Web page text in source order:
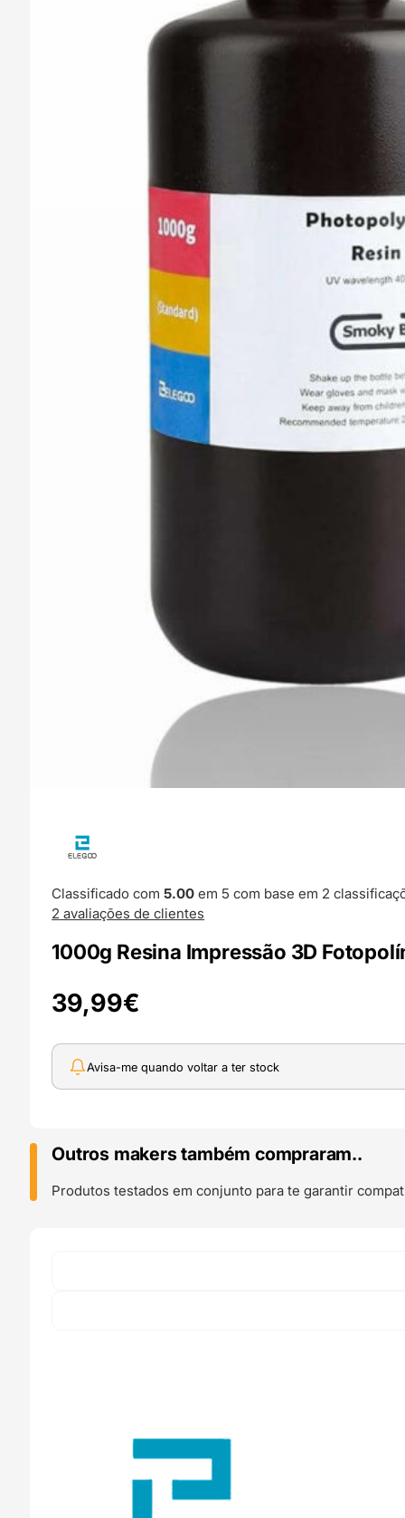
Classificado com5.00 em 5 com base em 2
2 avaliações de clientes
1000g Resina Impressão 3D
39,99€
Avisa-me quando voltar a ter stock
Outros makers também compraram..
Produtos testados em conjunto para te garantir